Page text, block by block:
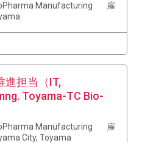
Manufacturing
雇
進担当（IT,
Toyama-TC Bio-
Manufacturing
雇
City, Toyama